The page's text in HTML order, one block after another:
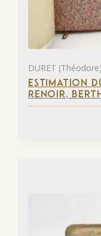
DURET (Théodore)
ESTIMATION
RENOIR,